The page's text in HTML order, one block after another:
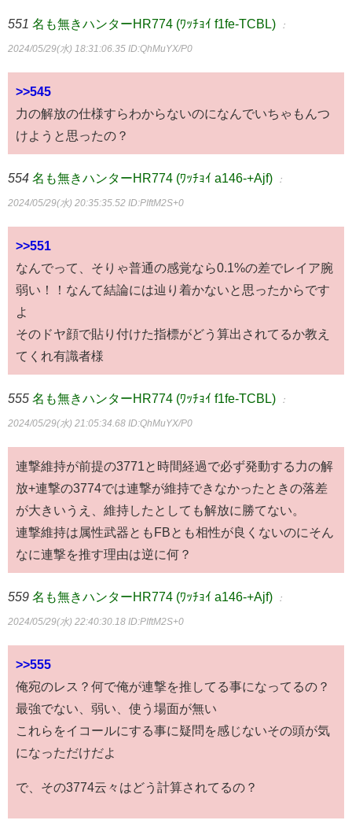
551 名も無きハンターHR774 (ﾜｯﾁｮｲ f1fe-TCBL) ：
2024/05/29(水) 18:31:06.35 ID:QhMuYX/P0
>>545
力の解放の仕様すらわからないのになんでいちゃもんつ
けようと思ったの？
554 名も無きハンターHR774 (ﾜｯﾁｮｲ a146-+Ajf) ：
2024/05/29(水) 20:35:35.52 ID:PIftM2S+0
>>551
なんでって、そりゃ普通の感覚なら0.1%の差でレイア腕
弱い！！なんて結論には辿り着かないと思ったからです
よ
そのドヤ顔で貼り付けた指標がどう算出されてるか教え
てくれ有識者様
555 名も無きハンターHR774 (ﾜｯﾁｮｲ f1fe-TCBL) ：
2024/05/29(水) 21:05:34.68 ID:QhMuYX/P0
連撃維持が前提の3771と時間経過で必ず発動する力の解
放+連撃の3774では連撃が維持できなかったときの落差
が大きいうえ、維持したとしても解放に勝てない。
連撃維持は属性武器ともFBとも相性が良くないのにそん
なに連撃を推す理由は逆に何？
559 名も無きハンターHR774 (ﾜｯﾁｮｲ a146-+Ajf) ：
2024/05/29(水) 22:40:30.18 ID:PIftM2S+0
>>555
俺宛のレス？何で俺が連撃を推してる事になってるの？
最強でない、弱い、使う場面が無い
これらをイコールにする事に疑問を感じないその頭が気
になっただけだよ
で、その3774云々はどう計算されてるの？